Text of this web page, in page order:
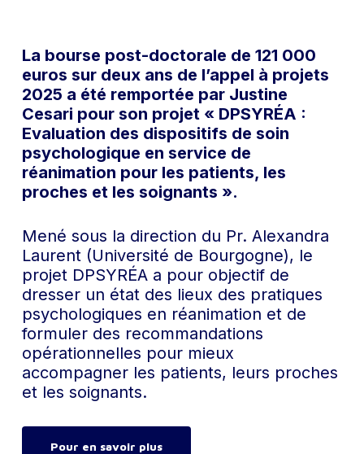
La bourse post-doctorale de 121 000
euros sur deux ans de l’appel à projets
2025 a été remportée par Justine
Cesari pour son projet « DPSYRÉA :
Evaluation des dispositifs de soin
psychologique en service de
réanimation pour les patients, les
proches et les soignants ».
Mené sous la direction du Pr. Alexandra
Laurent (Université de Bourgogne), le
projet DPSYRÉA a pour objectif de
dresser un état des lieux des pratiques
psychologiques en réanimation et de
formuler des recommandations
opérationnelles pour mieux
accompagner les patients, leurs proches
et les soignants.
Pour en savoir plus